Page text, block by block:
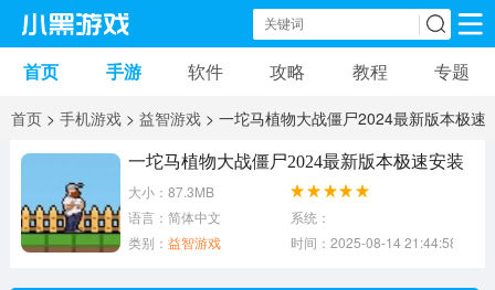
手机游戏 手机软件
安卓游戏
益智游戏 音乐游戏 传奇游戏
首页 手游 软件 攻略 教程 专题
首页 > 手机游戏 > 益智游戏 > 一坨马植物大战僵尸2024最新版本极速
安装
一坨马植物大战僵尸2024最新版本极速安装
大小：87.3MB
语言：简体中文
系统：
类别： 益智游戏 时间：2025-08-14 21:44:58